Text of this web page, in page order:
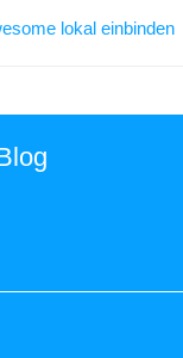
lokal einbinden